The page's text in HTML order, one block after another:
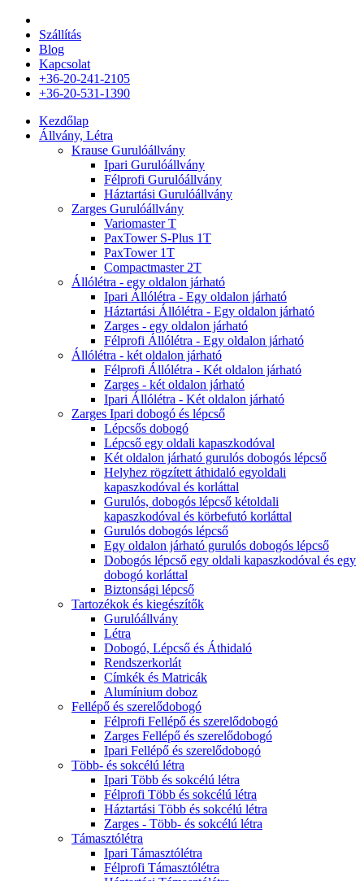
Szállítás
Blog
Kapcsolat
+36-20-241-2105
+36-20-531-1390
Kezdőlap
Állvány, Létra
Krause Gurulóállvány
Ipari Gurulóállvány
Félprofi Gurulóállvány
Háztartási Gurulóállvány
Zarges Gurulóállvány
Variomaster T
PaxTower S-Plus 1T
PaxTower 1T
Compactmaster 2T
Állólétra - egy oldalon járható
Ipari Állólétra - Egy oldalon járható
Háztartási Állólétra - Egy oldalon járható
Zarges - egy oldalon járható
Félprofi Állólétra - Egy oldalon járható
Állólétra - két oldalon járható
Félprofi Állólétra - Két oldalon járható
Zarges - két oldalon járható
Ipari Állólétra - Két oldalon járható
Zarges Ipari dobogó és lépcső
Lépcsős dobogó
Lépcső egy oldali kapaszkodóval
Két oldalon járható gurulós dobogós lépcső
Helyhez rögzített áthidaló egyoldali
kapaszkodóval és korláttal
Gurulós, dobogós lépcső kétoldali
kapaszkodóval és körbefutó korláttal
Gurulós dobogós lépcső
Egy oldalon járható gurulós dobogós lépcső
Dobogós lépcső egy oldali kapaszkodóval és egy
dobogó korláttal
Biztonsági lépcső
Tartozékok és kiegészítők
Gurulóállvány
Létra
Dobogó, Lépcső és Áthidaló
Rendszerkorlát
Címkék és Matricák
Alumínium doboz
Fellépő és szerelődobogó
Félprofi Fellépő és szerelődobogó
Zarges Fellépő és szerelődobogó
Ipari Fellépő és szerelődobogó
Több- és sokcélú létra
Ipari Több és sokcélú létra
Félprofi Több és sokcélú létra
Háztartási Több és sokcélú létra
Zarges - Több- és sokcélú létra
Támasztólétra
Ipari Támasztólétra
Félprofi Támasztólétra